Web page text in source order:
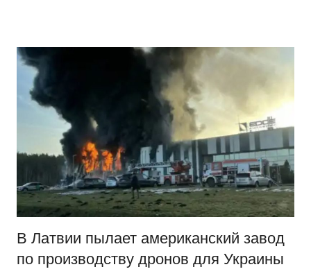
содержимому
сайт
WordPress
В Латвии пылает американский завод
по производству дронов для Украины